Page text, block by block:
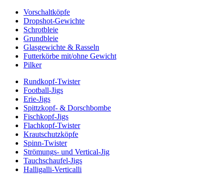
Vorschaltköpfe
Dropshot-Gewichte
Schrotbleie
Grundbleie
Glasgewichte & Rasseln
Futterkörbe mit/ohne Gewicht
Pilker
Rundkopf-Twister
Football-Jigs
Erie-Jigs
Spittzkopf- & Dorschbombe
Fischkopf-Jigs
Flachkopf-Twister
Krautschutzköpfe
Spinn-Twister
Strömungs- und Vertical-Jig
Tauchschaufel-Jigs
Halligalli-Verticalli